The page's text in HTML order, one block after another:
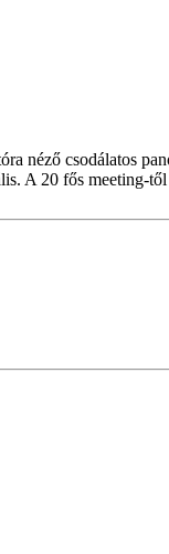
néző csodálatos
A 20 fős meeting-